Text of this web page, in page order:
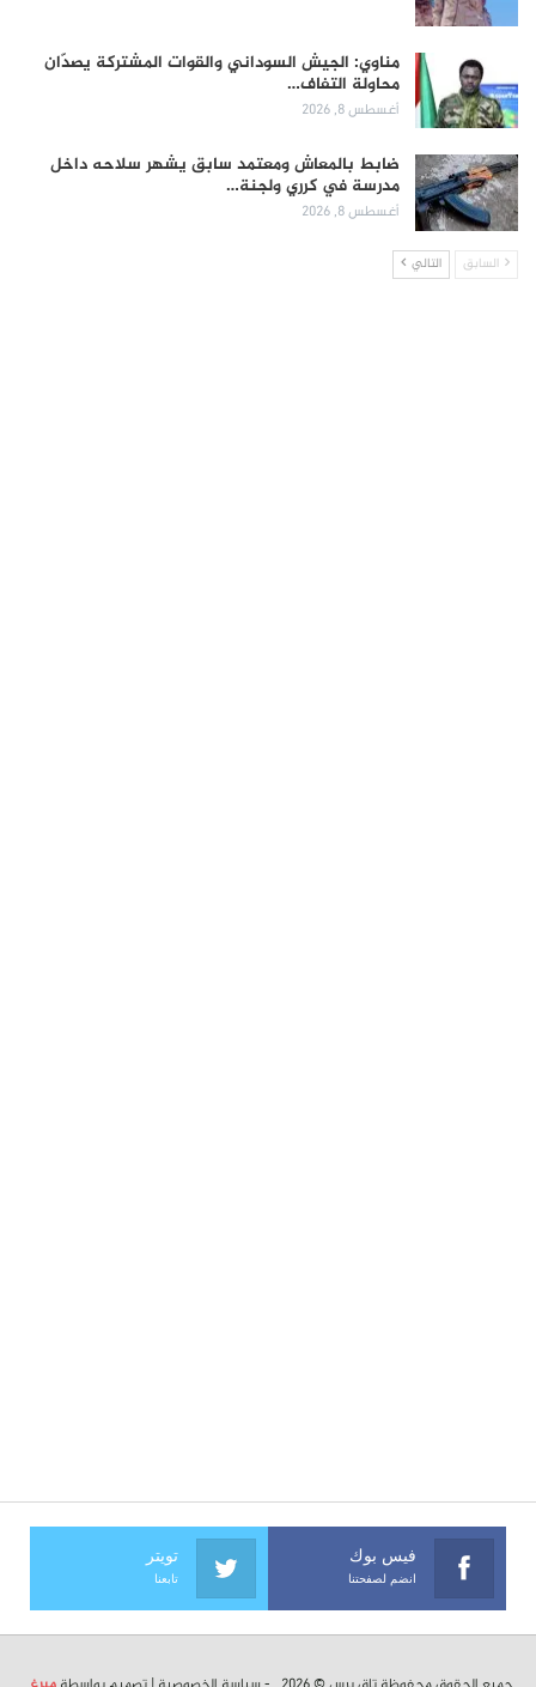
مناوي: الجيش السوداني والقوات المشتركة يصدّان
محاولة التفاف…
أغسطس 8, 2026
ضابط بالمعاش ومعتمد سابق يشهر سلاحه داخل
مدرسة في كرري ولجنة…
أغسطس 8, 2026
السابق التالي
فيس بوك
انضم لصفحتنا
تويتر
تابعنا